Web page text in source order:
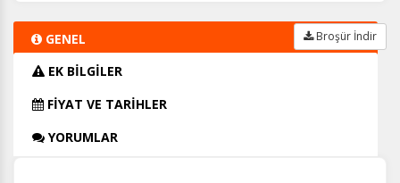
GENEL
EK BİLGİLER
FİYAT VE TARİHLER
YORUMLAR
Broşür İndir